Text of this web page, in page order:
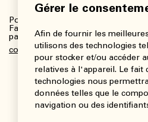
Gérer le
Afin de fournir les
utilisons des technologies
pour stocker et/ou accéder
relatives à l'appareil. Le fait
technologies nous
données telles que le
navigation ou des
Pour plus de renseignements :
Fanny Charbonneau, Responsable
partenariats et publicités
communications@viedesarts.com